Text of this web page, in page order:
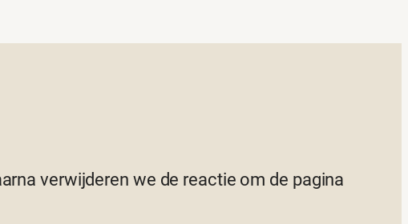
verwijderen we de reactie om de pagina